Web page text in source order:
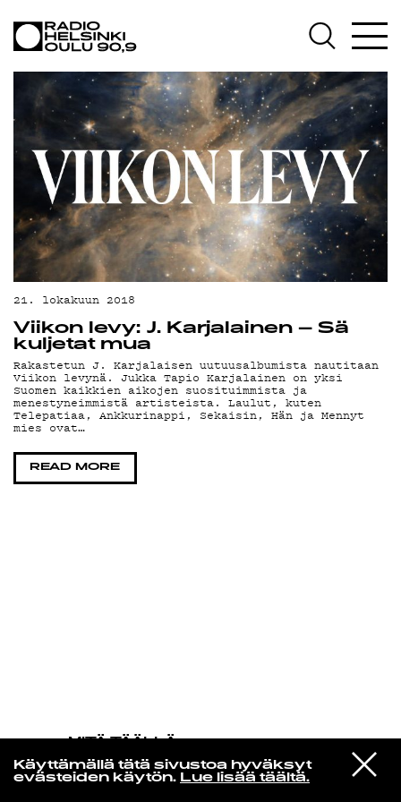
Käyttämällä tätä sivustoa hyväksyt
evästeiden käytön. Lue lisää täältä.
VIESTI
STUDIOON
MITÄ TÄÄLLÄ
Ahmed Malek
Tape 19.11
AJANKOHTAISTA
OHJELMAT
TEKIJÄT
ON-DEMAND
PODCAST
MAINOSTA
YHTEYSTIEDOT
G LIVELAB
YSTÄVÄKLUBI
TIETOSUOJA
21. lokakuun 2018
Viikon levy: J. Karjalainen – Sä
kuljetat mua
Rakastetun J. Karjalaisen uutuusalbumista nautitaan
Viikon levynä. Jukka Tapio Karjalainen on yksi
Suomen kaikkien aikojen suosituimmista ja
menestyneimmistä artisteista. Laulut, kuten
Telepatiaa, Ankkurinappi, Sekaisin, Hän ja Mennyt
mies ovat…
READ MORE